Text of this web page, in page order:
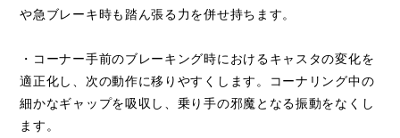
や急ブレーキ時も踏ん張る力を併せ持ちます。
・コーナー手前のブレーキング時におけるキャスタの変化を
適正化し、次の動作に移りやすくします。コーナリング中の
細かなギャップを吸収し、乗り手の邪魔となる振動をなくし
ます。